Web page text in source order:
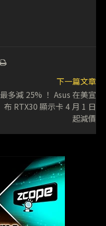
下一篇文章
最多減 25% ！ Asus 在美宣
布 RTX30 顯示卡 4 月 1 日
起減價